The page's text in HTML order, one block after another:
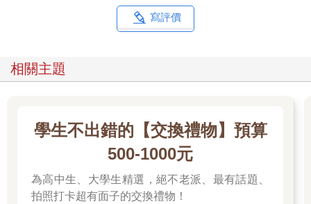
寫評價
相關主題
學生不出錯的【交換禮物】預算
500-1000元
為高中生、大學生精選，絕不老派、最有話題、
拍照打卡超有面子的交換禮物！